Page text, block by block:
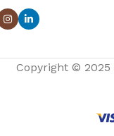
Copyright © 2025